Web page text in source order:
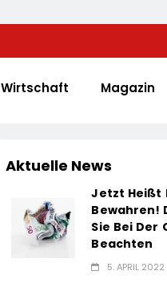
Wirtschaft Magazin
Aktuelle News
Jetzt Heißt
Bewahren!
Sie Bei Der
Beachten
5. APRIL 2022